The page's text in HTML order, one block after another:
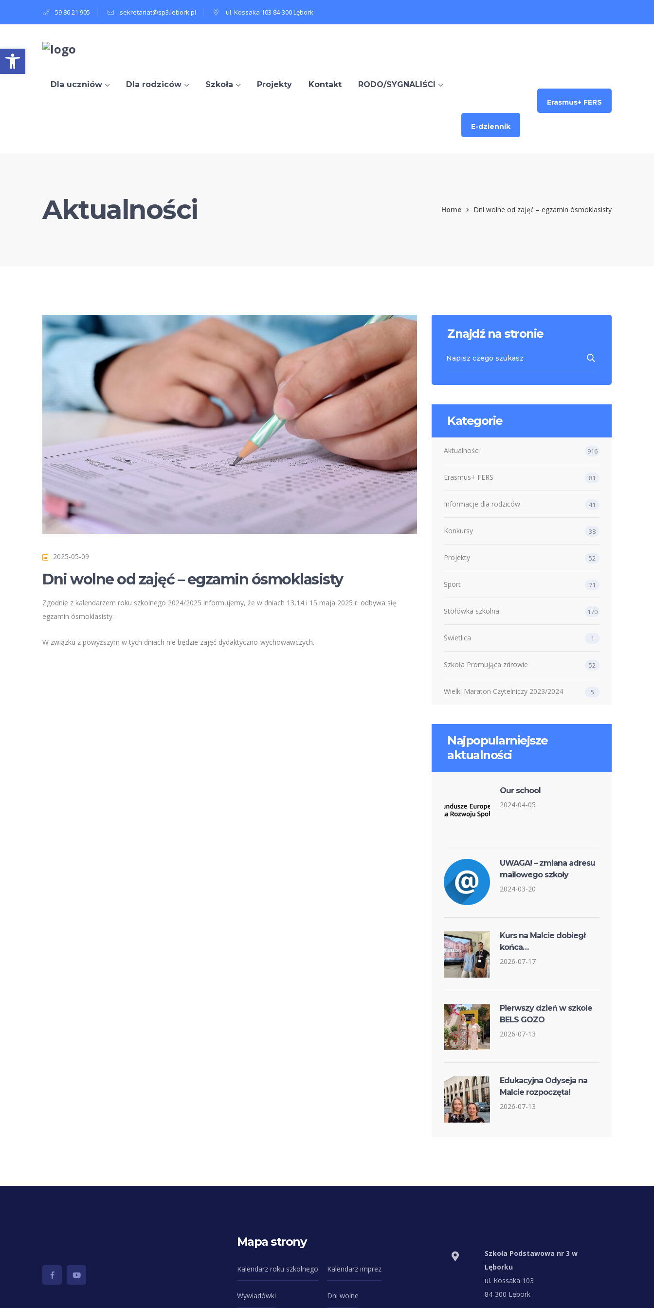
Open toolbar
59 86 21 905 sekretariat@sp3.lebork.pl ul. Kossaka 103 84-300 Lębork
Dla uczniów Dla rodziców Szkoła Projekty
Erasmus+ FERS
Kontakt RODO/SYGNALIŚCI
E-dziennik
Aktualności Home Dni wolne od zajęć – egzamin ósmoklasisty
2025-05-09
Dni wolne od zajęć – egzamin ósmoklasisty
Zgodnie z kalendarzem roku szkolnego 2024/2025 informujemy, że w dniach 13,14 i 15 maja 2025 r. odbywa się
egzamin ósmoklasisty.
W związku z powyższym w tych dniach nie będzie zajęć dydaktyczno-wychowawczych.
Znajdź na stronie
Kategorie
Aktualności 916
Erasmus+ FERS 81
Informacje dla rodziców 41
Konkursy 38
Projekty 52
Sport 71
Stołówka szkolna 170
Świetlica 1
Szkoła Promująca zdrowie 52
Wielki Maraton Czytelniczy 2023/2024 5
Najpopularniejsze
aktualności
Our school
2024-04-05
UWAGA! – zmiana adresu
mailowego szkoły
2024-03-20
Kurs na Malcie dobiegł
końca…
2026-07-17
Pierwszy dzień w szkole
BELS GOZO
2026-07-13
Edukacyjna Odyseja na
Malcie rozpoczęta!
2026-07-13
Mapa strony
Kalendarz roku szkolnego Kalendarz imprez
Wywiadówki Dni wolne
Szkoła Podstawowa nr 3 w
Lęborku
ul. Kossaka 103
84-300 Lębork